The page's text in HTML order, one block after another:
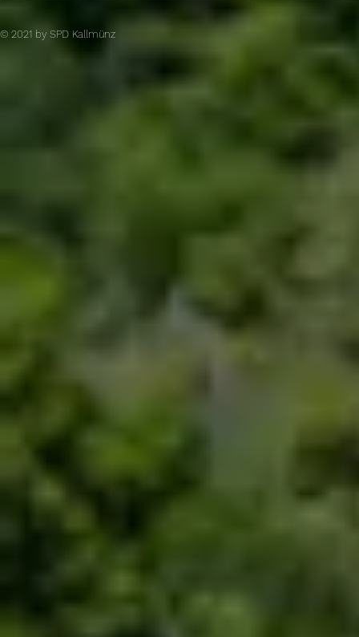
Bürger brachte den Erfolg
© 2021 by SPD Kallmünz​